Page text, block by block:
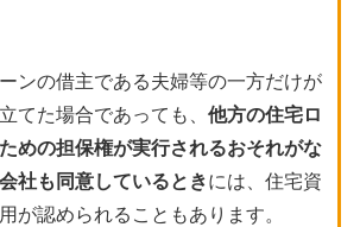
ンの借主である夫婦等の一方だけが
てた場合であっても、 他方の住宅ロ
めの担保権が実行されるおそれがな
社も同意しているときには、住宅資
が認められることもあります。